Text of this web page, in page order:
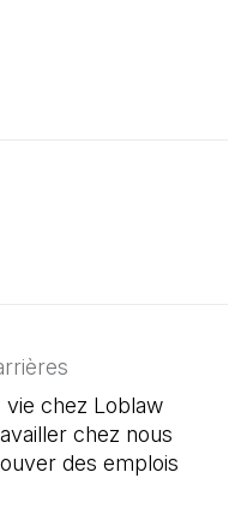
vie chez Loblaw
chez nous
des emplois